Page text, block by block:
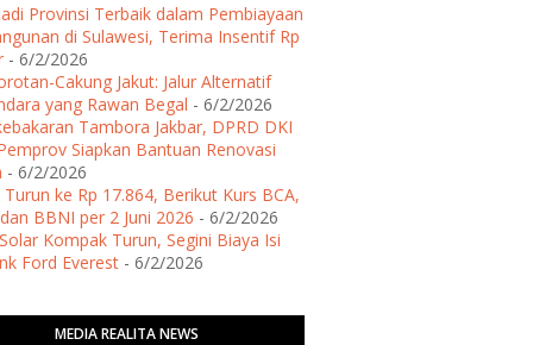
Provinsi Terbaik dalam Pembiayaan
di Sulawesi, Terima Insentif Rp
- 6/2/2026
Cakung Jakut: Jalur Alternatif
yang Rawan Begal - 6/2/2026
Tambora Jakbar, DPRD DKI
Siapkan Bantuan Renovasi
- 6/2/2026
Turun ke Rp 17.864, Berikut Kurs BCA,
BBNI per 2 Juni 2026 - 6/2/2026
Kompak Turun, Segini Biaya Isi
Ford Everest - 6/2/2026
MEDIA REALITA NEWS